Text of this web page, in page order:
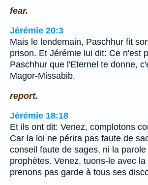
fear.
Jérémie 20:3
Mais le lendemain, Paschhur fit
prison. Et Jérémie lui dit: Ce n'est
Paschhur que l'Eternel te donne,
Magor-Missabib.
report.
Jérémie 18:18
Et ils ont dit: Venez, complotons
Car la loi ne périra pas faute de
conseil faute de sages, ni la
prophètes. Venez, tuons-le avec
prenons pas garde à tous ses